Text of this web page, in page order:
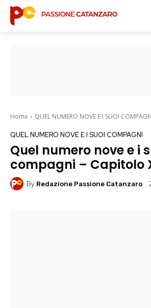
Home QUEL NUMERO NOVE E I SUOI
QUEL NUMERO NOVE E I SUOI COMPAGNI
Quel numero nove e i
compagni – Capitolo
By Redazione Passione Catanzaro